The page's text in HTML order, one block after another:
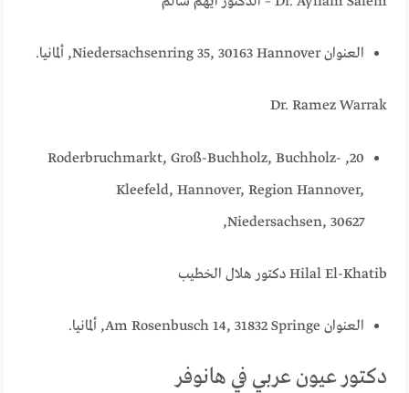
العنوان Niedersachsenring 35, 30163 Hannover, ألمانيا.
Dr. Ramez Warrak
20, Roderbruchmarkt, Groß-Buchholz, Buchholz-
Kleefeld, Hannover, Region Hannover,
Niedersachsen, 30627,
Hilal El-Khatib دكتور هلال الخطيب
العنوان Am Rosenbusch 14, 31832 Springe, ألمانيا.
دكتور عيون عربي في هانوفر